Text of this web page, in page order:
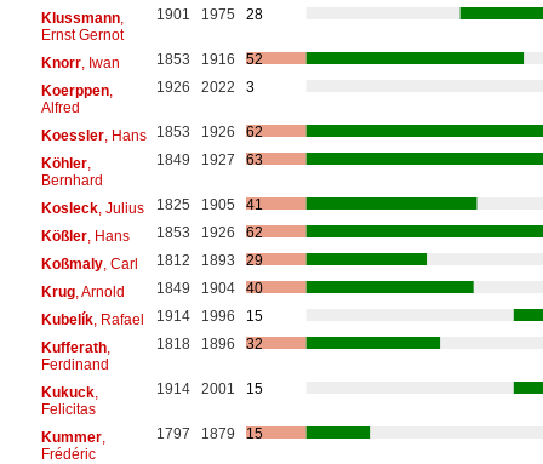
Klussmann,
Ernst Gernot
1901 1975 28
Knorr, Iwan 1853 1916
52
Koerppen,
Alfred
1926 2022 3
Koessler, Hans 1853 1926
62
Köhler,
Bernhard
1849 1927 63
Kosleck, Julius 1825 1905
41
Kößler, Hans 1853 1926
62
Koßmaly, Carl 1812 1893
29
Krug, Arnold 1849 1904
40
Kubelík, Rafael 1914 1996
15
Kufferath,
Ferdinand
1818 1896 32
Kukuck,
Felicitas
1914 2001 15
Kummer,
Frédéric
1797 1879 15